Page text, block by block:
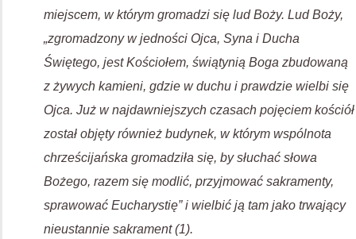
miejscem, w którym gromadzi się lud Boży. Lud Boży,
„zgromadzony w jedności Ojca, Syna i Ducha
Świętego, jest Kościołem, świątynią Boga zbudowaną
z żywych kamieni, gdzie w duchu i prawdzie wielbi się
Ojca. Już w najdawniejszych czasach pojęciem kościół
został objęty również budynek, w którym wspólnota
chrześcijańska gromadziła się, by słuchać słowa
Bożego, razem się modlić, przyjmować sakramenty,
sprawować Eucharystię” i wielbić ją tam jako trwający
nieustannie sakrament (1).